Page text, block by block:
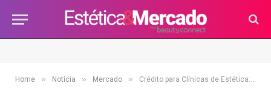
Home » Notícia » Mercado » Crédito para Clínicas de Estética: FinMatch foca no micro crédito para profissionais da beleza